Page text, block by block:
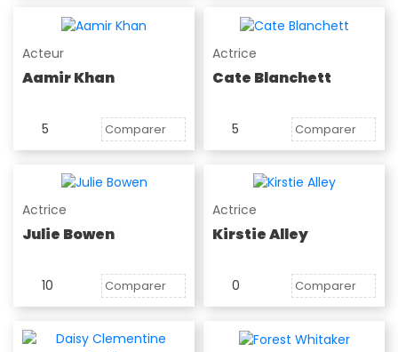
Acteur
Aamir Khan
5 Comparer
Actrice
Cate Blanchett
5 Comparer
Actrice
Julie Bowen
10 Comparer
Actrice
Kirstie Alley
0 Comparer